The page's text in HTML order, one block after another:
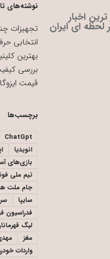
اخبار
لحظه ای ایران
نوشته‌های
تجهیزات
انتخابی
بهترین
بررسی
قیمت
برچسب‌ها
ChatGpt
انویدیا
بازی‌های
تیم ملی
جام ملت
سایپا
فدراسیون
لیگ
مغز
واردات